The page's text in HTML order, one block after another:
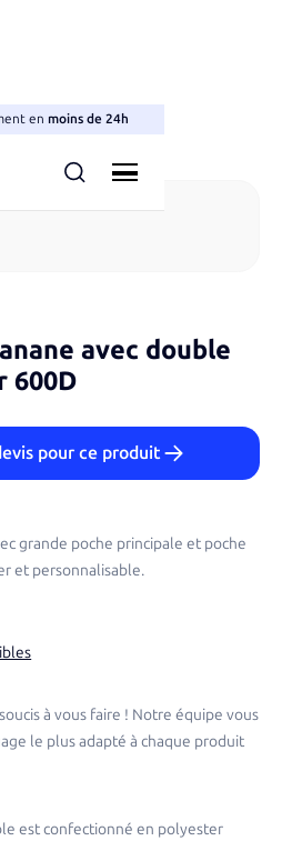
enmoins de 24h
avec double
600D
pour ce produit
grande poche principale et poche
et personnalisable.
à vous faire ! Notre équipe vous
le plus adapté à chaque produit
est confectionné en polyester